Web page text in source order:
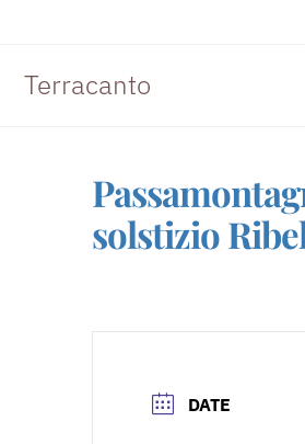
Terracanto
solstizio
DATE